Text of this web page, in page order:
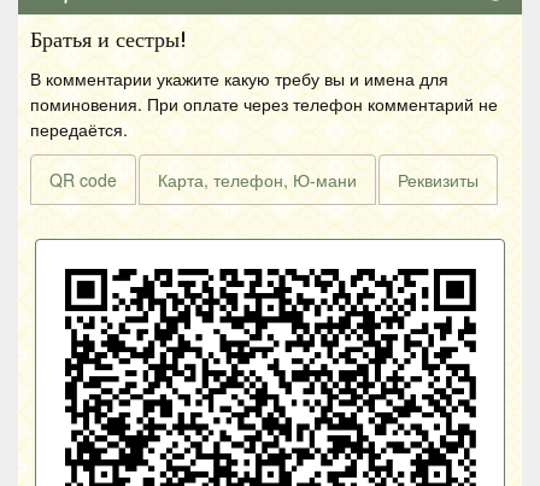
Братья и сестры!
В комментарии укажите какую требу вы и имена для
поминовения. При оплате через телефон комментарий не
передаётся.
QR code Карта, телефон, Ю-мани Реквизиты